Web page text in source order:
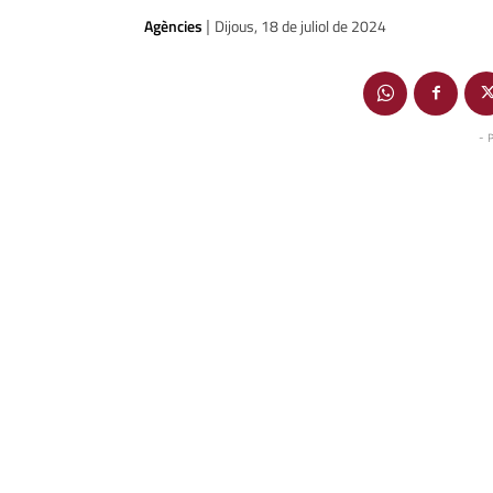
Agències | Dijous, 18 de juliol de 2024
-